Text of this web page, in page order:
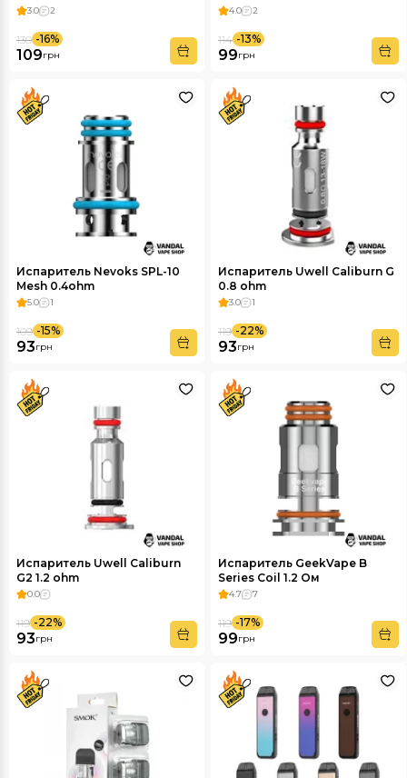
3.0 2
109грн
130 -16%
4.0 2
99грн
114 -13%
Испаритель Nevoks SPL-10
Mesh 0.4ohm
5.0 1
93грн
109 -15%
Испаритель Uwell Caliburn G
0.8 ohm
3.0 1
93грн
119 -22%
Испаритель Uwell Caliburn
G2 1.2 ohm
0.0
93грн
119 -22%
Испаритель GeekVape B
Series Coil 1.2 Ом
4.7 7
99грн
119 -17%